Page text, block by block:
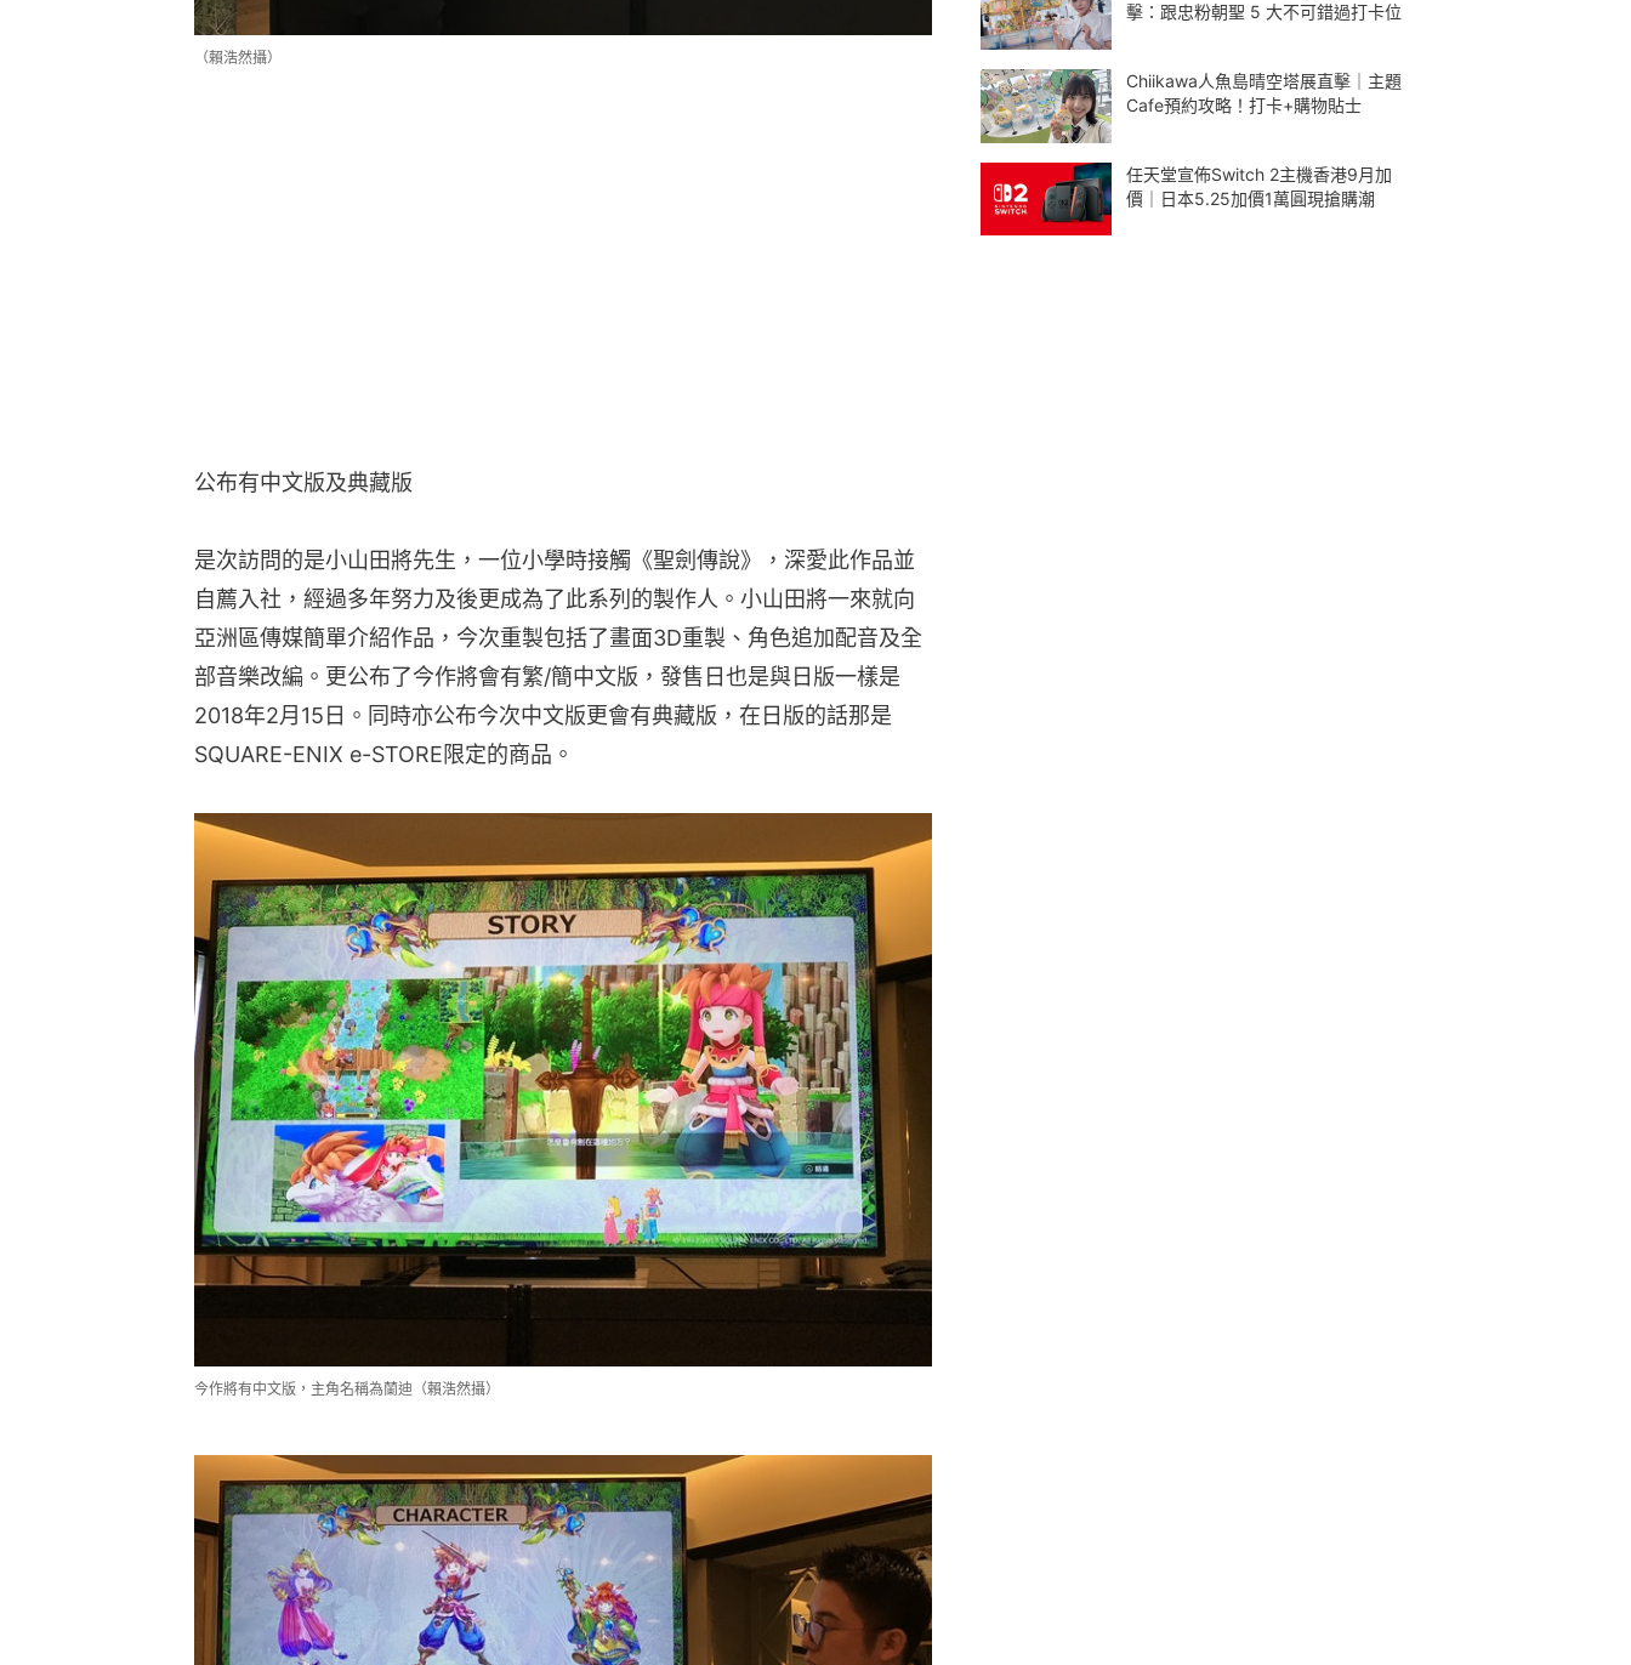
（賴浩然攝）
公布有中文版及典藏版
是次訪問的是小山田將先生，一位小學時接觸《聖劍傳說》，深愛此作品並
自薦入社，經過多年努力及後更成為了此系列的製作人。小山田將一來就向
亞洲區傳媒簡單介紹作品，今次重製包括了畫面3D重製、角色追加配音及全
部音樂改編。更公布了今作將會有繁/簡中文版，發售日也是與日版一樣是
2018年2月15日。同時亦公布今次中文版更會有典藏版，在日版的話那是
SQUARE-ENIX e-STORE限定的商品。
今作將有中文版，主角名稱為蘭迪（賴浩然攝）
擊：跟忠粉朝聖 5 大不可錯過打卡位
Chiikawa人魚島晴空塔展直擊｜主題
Cafe預約攻略！打卡+購物貼士
任天堂宣佈Switch 2主機香港9月加
價｜日本5.25加價1萬圓現搶購潮